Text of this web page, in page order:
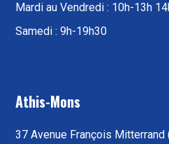
Mardi au Vendredi : 10h-13h
Samedi : 9h-19h30
Athis-Mons
37 Avenue François Mitterrand